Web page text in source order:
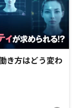
き方はどう変わ